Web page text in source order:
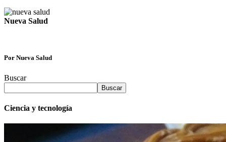
Nueva Salud
Por Nueva Salud
Buscar
Buscar
Ciencia y tecnología